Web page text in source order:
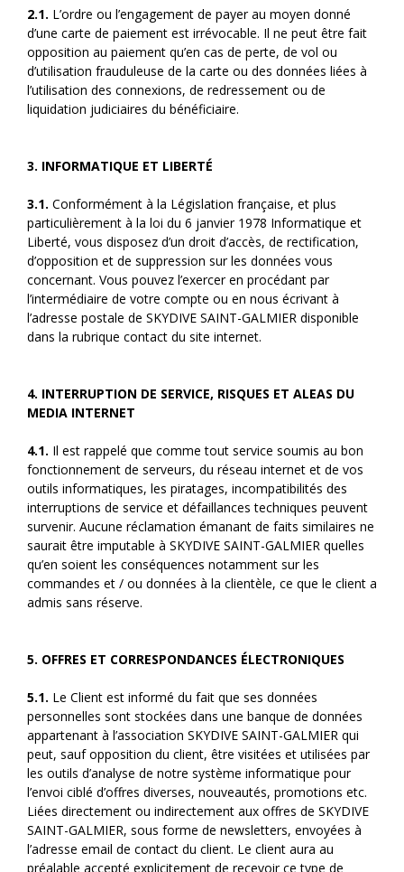
2.1. L’ordre ou l’engagement de payer au moyen donné
d’une carte de paiement est irrévocable. Il ne peut être fait
opposition au paiement qu’en cas de perte, de vol ou
d’utilisation frauduleuse de la carte ou des données liées à
l’utilisation des connexions, de redressement ou de
liquidation judiciaires du bénéficiaire.
3. INFORMATIQUE ET LIBERTÉ
3.1. Conformément à la Législation française, et plus
particulièrement à la loi du 6 janvier 1978 Informatique et
Liberté, vous disposez d’un droit d’accès, de rectification,
d’opposition et de suppression sur les données vous
concernant. Vous pouvez l’exercer en procédant par
l’intermédiaire de votre compte ou en nous écrivant à
l’adresse postale de SKYDIVE SAINT-GALMIER disponible
dans la rubrique contact du site internet.
4. INTERRUPTION DE SERVICE, RISQUES ET ALEAS DU
MEDIA INTERNET
4.1. Il est rappelé que comme tout service soumis au bon
fonctionnement de serveurs, du réseau internet et de vos
outils informatiques, les piratages, incompatibilités des
interruptions de service et défaillances techniques peuvent
survenir. Aucune réclamation émanant de faits similaires ne
saurait être imputable à SKYDIVE SAINT-GALMIER quelles
qu’en soient les conséquences notamment sur les
commandes et / ou données à la clientèle, ce que le client a
admis sans réserve.
5. OFFRES ET CORRESPONDANCES ÉLECTRONIQUES
5.1. Le Client est informé du fait que ses données
personnelles sont stockées dans une banque de données
appartenant à l’association SKYDIVE SAINT-GALMIER qui
peut, sauf opposition du client, être visitées et utilisées par
les outils d’analyse de notre système informatique pour
l’envoi ciblé d’offres diverses, nouveautés, promotions etc.
Liées directement ou indirectement aux offres de SKYDIVE
SAINT-GALMIER, sous forme de newsletters, envoyées à
l’adresse email de contact du client. Le client aura au
préalable accepté explicitement de recevoir ce type de